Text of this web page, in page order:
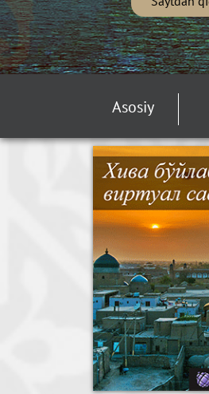
Asosiy